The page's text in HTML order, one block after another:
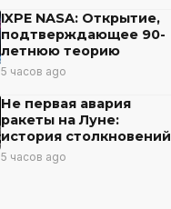
IXPE NASA: Открытие,
подтверждающее 90-
летнюю теорию
5 часов ago
Не первая авария
ракеты на Луне:
история столкновений
5 часов ago